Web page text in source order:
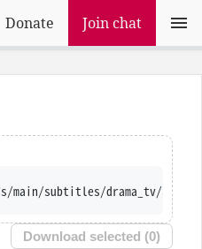
Donate Join chat
Download selected (0)